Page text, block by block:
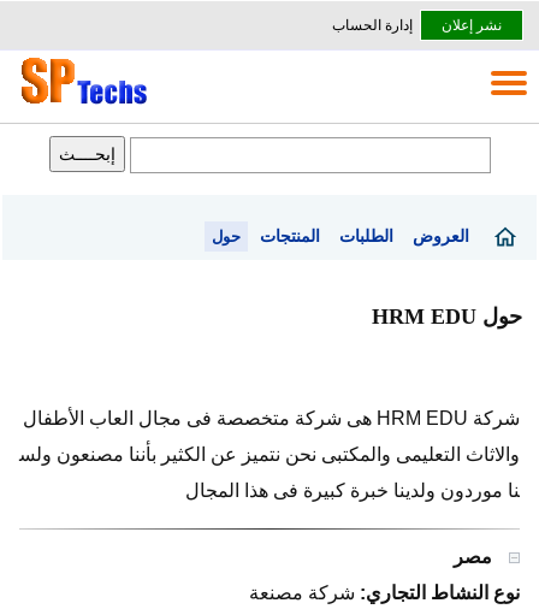
نشر إعلان إدارة الحساب
العروض الطلبات المنتجات حول
حول HRM EDU
شركة HRM EDU هى شركة متخصصة فى مجال العاب الأطفال
والاثاث التعليمى والمكتبى نحن نتميز عن الكثير بأننا مصنعون ولس
نا موردون ولدينا خبرة كبيرة فى هذا المجال
مصر
نوع النشاط التجاري: شركة مصنعة